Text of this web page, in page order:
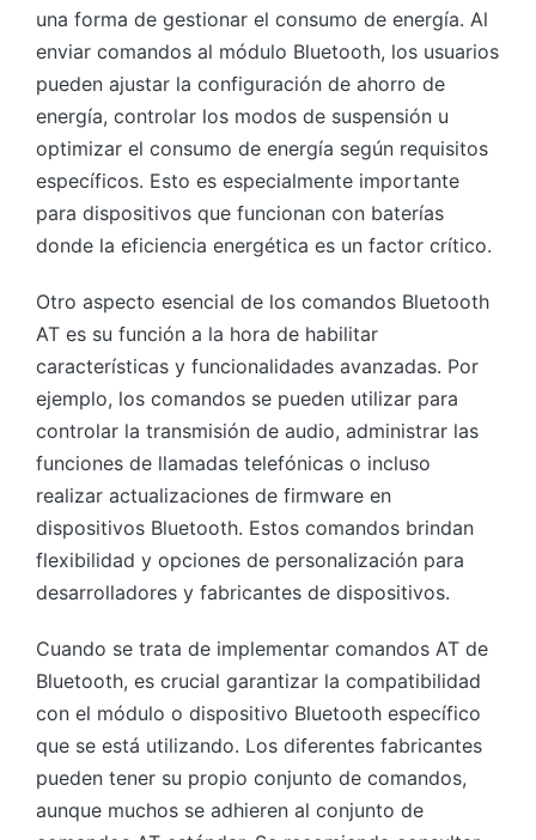
una forma de gestionar el consumo de energía. Al
enviar comandos al módulo Bluetooth, los usuarios
pueden ajustar la configuración de ahorro de
energía, controlar los modos de suspensión u
optimizar el consumo de energía según requisitos
específicos. Esto es especialmente importante
para dispositivos que funcionan con baterías
donde la eficiencia energética es un factor crítico.
Otro aspecto esencial de los comandos Bluetooth
AT es su función a la hora de habilitar
características y funcionalidades avanzadas. Por
ejemplo, los comandos se pueden utilizar para
controlar la transmisión de audio, administrar las
funciones de llamadas telefónicas o incluso
realizar actualizaciones de firmware en
dispositivos Bluetooth. Estos comandos brindan
flexibilidad y opciones de personalización para
desarrolladores y fabricantes de dispositivos.
Cuando se trata de implementar comandos AT de
Bluetooth, es crucial garantizar la compatibilidad
con el módulo o dispositivo Bluetooth específico
que se está utilizando. Los diferentes fabricantes
pueden tener su propio conjunto de comandos,
aunque muchos se adhieren al conjunto de